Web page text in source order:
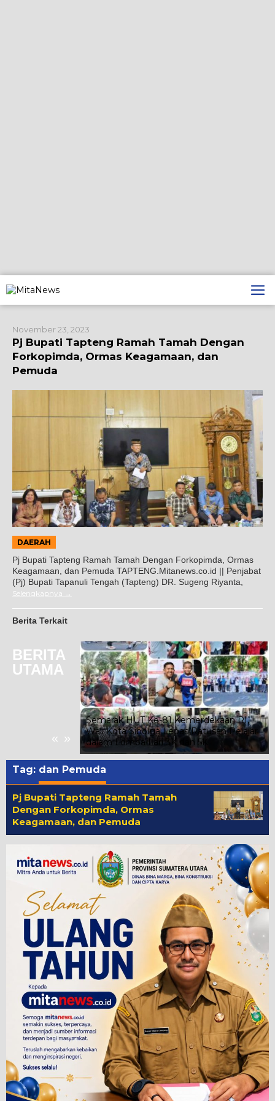
ke
konten
November 23, 2023
Pj Bupati Tapteng Ramah Tamah Dengan
Forkopimda, Ormas Keagamaan, dan
Pemuda
DAERAH
Pj Bupati Tapteng Ramah Tamah Dengan Forkopimda, Ormas
Keagamaan, dan Pemuda TAPTENG.Mitanews.co.id || Penjabat
(Pj) Bupati Tapanuli Tengah (Tapteng) DR. Sugeng Riyanta,
Selengkapnya
Berita Terkait
BERITA
UTAMA
« »
Semarak HUT Ke-81 Kemerdekaan RI,
Wali Kota Sibolga Lepas Ratusan Pelajar
dalam Lomba Lari 3K dan 5K
Tag: dan Pemuda
Pj Bupati Tapteng Ramah Tamah
Dengan Forkopimda, Ormas
Keagamaan, dan Pemuda